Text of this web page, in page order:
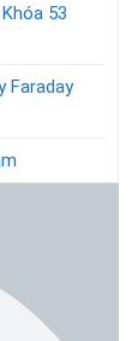
53
Faraday